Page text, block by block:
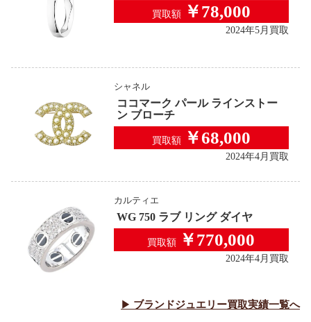
買取額 ￥78,000
2024年5月買取
シャネル
ココマーク パール ラインストー
ン ブローチ
買取額 ￥68,000
2024年4月買取
カルティエ
WG 750 ラブ リング ダイヤ
買取額 ￥770,000
2024年4月買取
ブランドジュエリー買取実績一覧へ